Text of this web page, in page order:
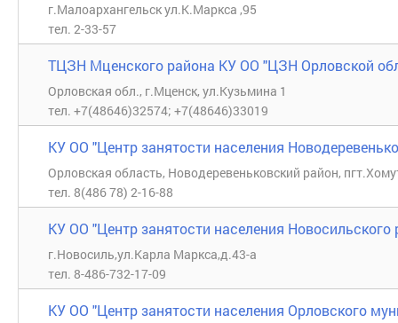
г.Малоархангельск ул.К.Маркса ,95
тел. 2-33-57
ТЦЗН Мценского района КУ ОО "ЦЗН Орловской
Орловская обл., г.Мценск, ул.Кузьмина 1
тел. +7(48646)32574; +7(48646)33019
КУ ОО "Центр занятости населения
Орловская область, Новодеревеньковский район,
тел. 8(486 78) 2-16-88
КУ ОО "Центр занятости населения Новосильского
г.Новосиль,ул.Карла Маркса,д.43-а
тел. 8-486-732-17-09
КУ ОО "Центр занятости населения Орловского